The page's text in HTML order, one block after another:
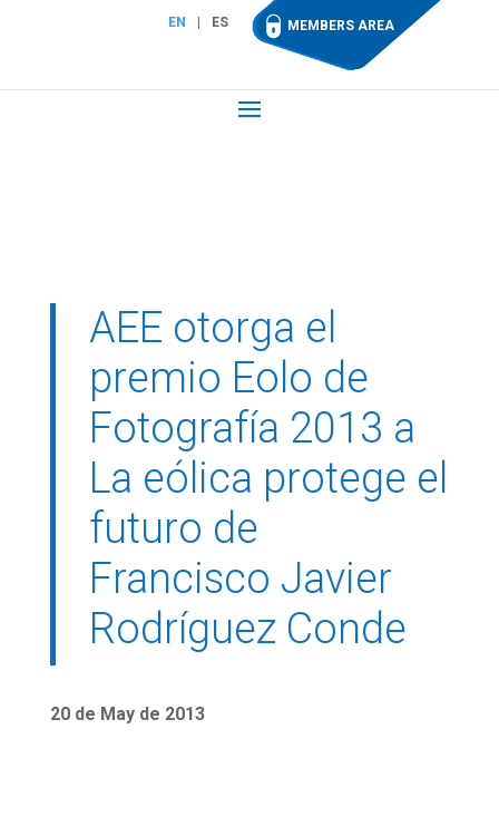
EN ES MEMBERS AREA
AEE otorga el
premio Eolo de
Fotografía 2013 a
La eólica protege el
futuro de
Francisco Javier
Rodríguez Conde
20 de May de 2013